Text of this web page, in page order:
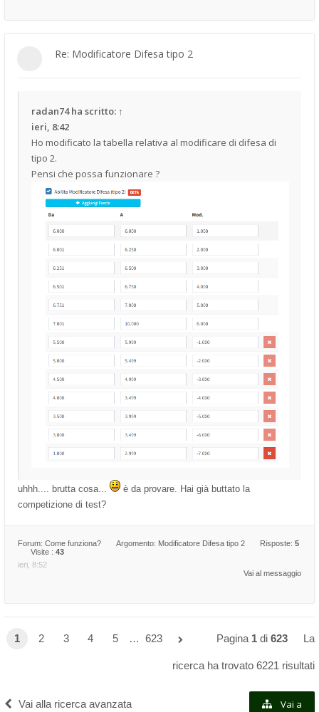
Re: Modificatore Difesa tipo 2
radan74ha scritto: ↑
ieri, 8:42
Ho modificato la tabella relativa al modificare di difesa di
tipo 2.
Pensi che possa funzionare ?
uhhh.... brutta cosa...
è da provare. Hai già buttato la
competizione di test?
Forum: Come funziona? Argomento: Modificatore Difesa tipo 2 Risposte: 5
Visite : 43
ieri, 8:52
Vai al messaggio
1 2 3 4 5 … 623 Pagina 1 di 623 La
ricerca ha trovato 6221 risultati
Vai alla ricerca avanzata Vai a